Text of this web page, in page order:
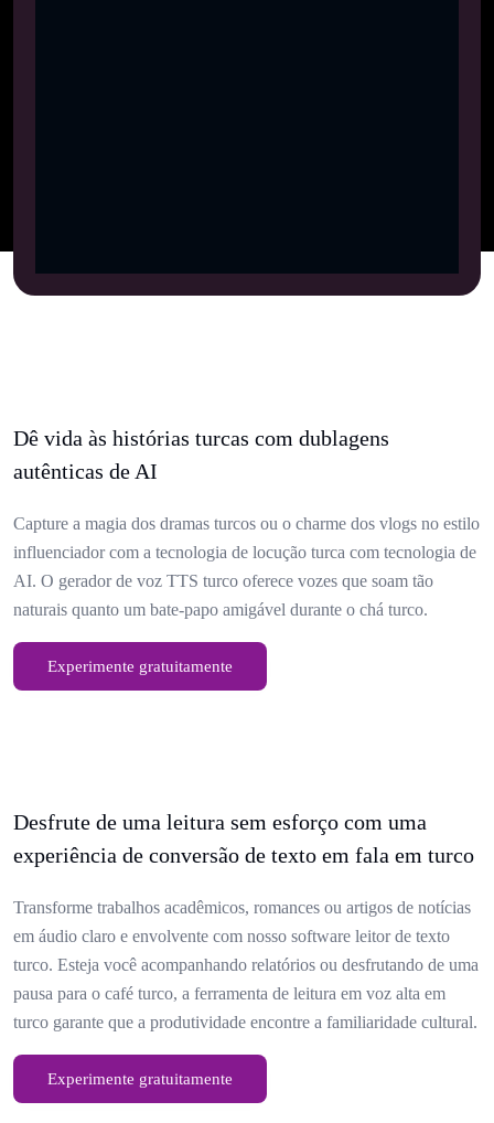
Dê vida às histórias turcas com dublagens
autênticas de AI
Capture a magia dos dramas turcos ou o charme dos vlogs no estilo
influenciador com a tecnologia de locução turca com tecnologia de
AI. O gerador de voz TTS turco oferece vozes que soam tão
naturais quanto um bate-papo amigável durante o chá turco.
Experimente gratuitamente
Desfrute de uma leitura sem esforço com uma
experiência de conversão de texto em fala em turco
Transforme trabalhos acadêmicos, romances ou artigos de notícias
em áudio claro e envolvente com nosso software leitor de texto
turco. Esteja você acompanhando relatórios ou desfrutando de uma
pausa para o café turco, a ferramenta de leitura em voz alta em
turco garante que a produtividade encontre a familiaridade cultural.
Experimente gratuitamente